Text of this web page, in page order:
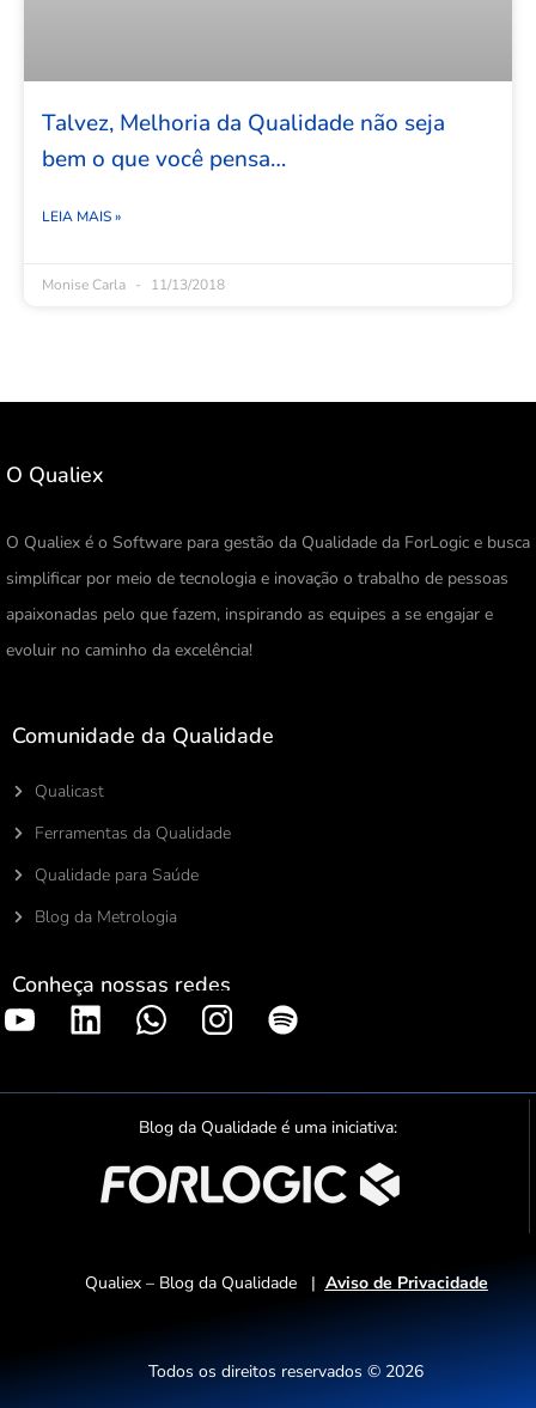
Talvez, Melhoria da Qualidade não seja
bem o que você pensa…
LEIA MAIS »
Monise Carla 11/13/2018
O Qualiex
O Qualiex é o Software para gestão da Qualidade da ForLogic e busca
simplificar por meio de tecnologia e inovação o trabalho de pessoas
apaixonadas pelo que fazem, inspirando as equipes a se engajar e
evoluir no caminho da excelência!
Comunidade da Qualidade
Qualicast
Ferramentas da Qualidade
Qualidade para Saúde
Blog da Metrologia
Conheça nossas redes
S
o
t
f
y
Blog da Qualidade é uma iniciativa:
Qualiex – Blog da Qualidade | Aviso de Privacidade
Todos os direitos reservados © 2026